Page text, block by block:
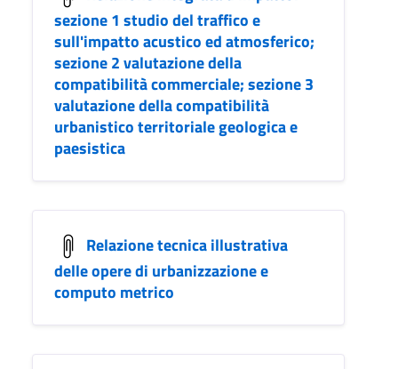
sezione 1 studio del traffico e
sull'impatto acustico ed atmosferico;
sezione 2 valutazione della
compatibilità commerciale; sezione 3
valutazione della compatibilità
urbanistico territoriale geologica e
paesistica
Relazione tecnica illustrativa
delle opere di urbanizzazione e
computo metrico